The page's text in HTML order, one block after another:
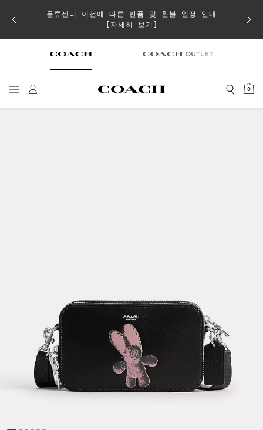
로 더
물류센터 이전에 따른 반품 및 환불 일정 안내
[자세히 보기]
일부
0